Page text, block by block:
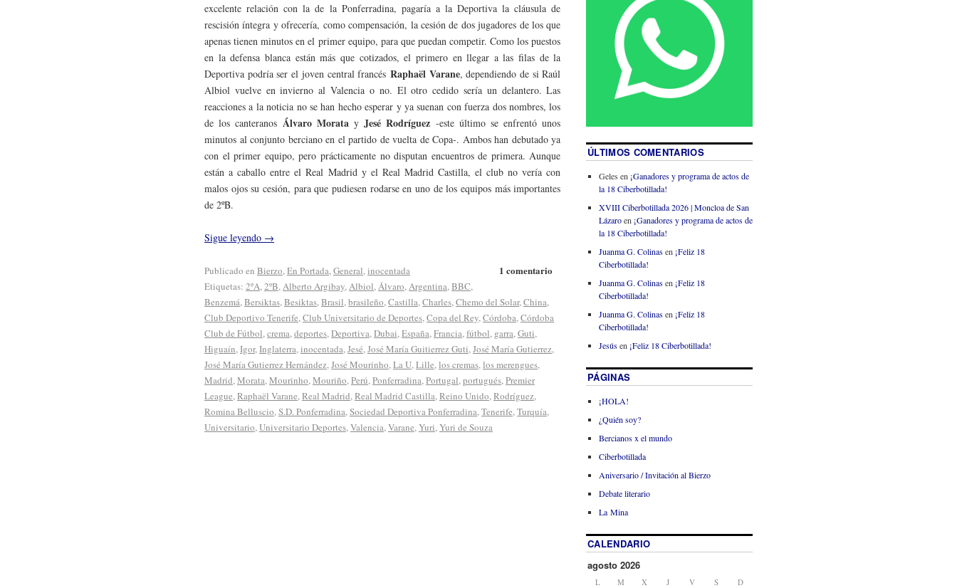
excelente relación con la de la Ponferradina, pagaría a la Deportiva la cláusula de
rescisión íntegra y ofrecería, como compensación, la cesión de dos jugadores de los que
apenas tienen minutos en el primer equipo, para que puedan competir. Como los puestos
en la defensa blanca están más que cotizados, el primero en llegar a las filas de la
Deportiva podría ser el joven central francés Raphaël Varane, dependiendo de si Raúl
Albiol vuelve en invierno al Valencia o no. El otro cedido sería un delantero. Las
reacciones a la noticia no se han hecho esperar y ya suenan con fuerza dos nombres, los
de los canteranos Álvaro Morata yJesé Rodríguez -este último se enfrentó unos
minutos al conjunto berciano en el partido de vuelta de Copa-. Ambos han debutado ya
con el primer equipo, pero prácticamente no disputan encuentros de primera. Aunque
están a caballo entre el Real Madrid y el Real Madrid Castilla, el club no vería con
malos ojos su cesión, para que pudiesen rodarse en uno de los equipos más importantes
de 2ºB.
Sigue leyendo →
1 comentario
Publicado en Bierzo,En Portada,General,inocentada
Etiquetas: 2ºA,2ºB,Alberto Argibay,Albiol,Álvaro,Argentina,BBC,
Benzemá,Bersiktas,Besiktas,Brasil,brasileño,Castilla,Charles,Chemo del Solar,China,
Club Deportivo Tenerife,Club Universitario de Deportes,Copa del Rey,Córdoba,Córdoba
Club de Fútbol,crema,deportes,Deportiva,Dubai,España,Francia,fútbol, garra,Guti,
Higuaín,Igor,Inglaterra,inocentada,Jesé,José María Guitierrez Guti,José María Gutierrez,
José María Gutierrez Hernández,José Mourinho,La U,Lille,los cremas,los merengues,
Madrid,Morata,Mourinho,Mouriño,Perú,Ponferradina,Portugal,portugués,Premier
League,Raphaël Varane,Real Madrid,Real Madrid Castilla,Reino Unido,Rodríguez,
Romina Belluscio,S.D. Ponferradina,Sociedad Deportiva Ponferradina,Tenerife,Turquía,
Universitario,Universitario Deportes,Valencia,Varane,Yuri,Yuri de Souza
ÚLTIMOS COMENTARIOS
Geles en ¡Ganadores y programa de actos de
la 18 Ciberbotillada!
XVIII Ciberbotillada 2026 | Moncloa de San
Lázaroen ¡Ganadores y programa de actos de
la 18 Ciberbotillada!
Juanma G. Colinasen ¡Feliz 18
Ciberbotillada!
Juanma G. Colinasen ¡Feliz 18
Ciberbotillada!
Juanma G. Colinasen ¡Feliz 18
Ciberbotillada!
Jesúsen ¡Feliz 18 Ciberbotillada!
PÁGINAS
¡HOLA!
¿Quién soy?
Bercianos x el mundo
Ciberbotillada
Aniversario / Invitación al Bierzo
Debate literario
La Mina
CALENDARIO
agosto 2026
L M X J V S D